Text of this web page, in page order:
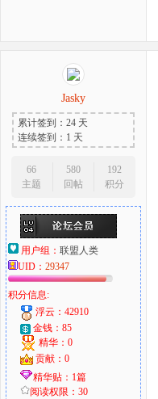
Jasky
累计签到：24 天
连续签到：1 天
66
主题
580
回帖
192
积分
用户组： 联盟人类
UID： 29347
积分信息:
浮云：42910
金钱：85
精华：0
贡献：0
精华贴：1篇
阅读权限：30